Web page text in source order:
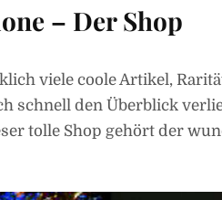
– Der Shop
viele coole Artikel,
schnell den Überblick
tolle Shop gehört der